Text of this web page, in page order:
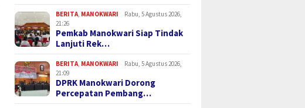
BERITA MANOKWARI
Rabu, 5 Agustus 2026,
21:26
Pemkab Manokwari Siap Tindak
Lanjuti Rek…
BERITA MANOKWARI
Rabu, 5 Agustus 2026,
21:09
DPRK Manokwari Dorong
Percepatan Pembang…